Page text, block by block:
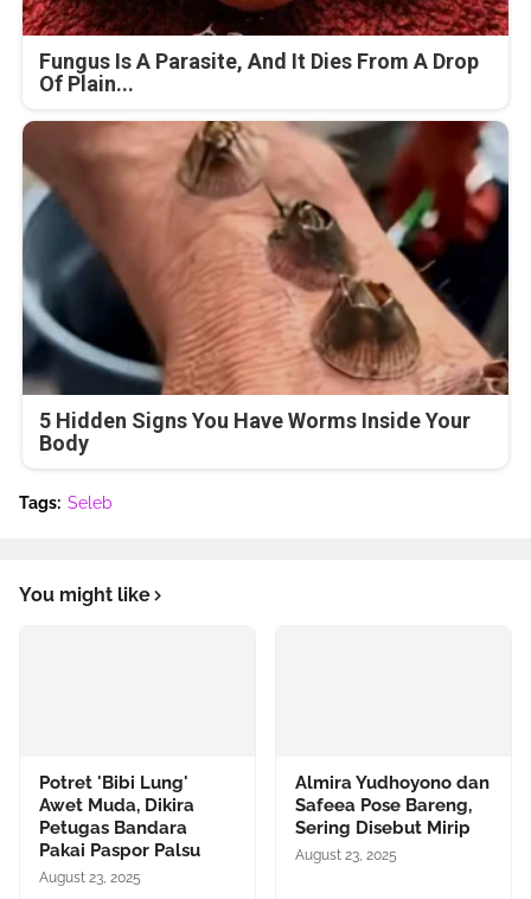
Fungus Is A Parasite, And It Dies From A Drop
Of Plain...
5 Hidden Signs You Have Worms Inside Your
Body
Tags: Seleb
You might like
Potret 'Bibi Lung'
Awet Muda, Dikira
Petugas Bandara
Pakai Paspor Palsu
August 23, 2025
Almira Yudhoyono dan
Safeea Pose Bareng,
Sering Disebut Mirip
August 23, 2025